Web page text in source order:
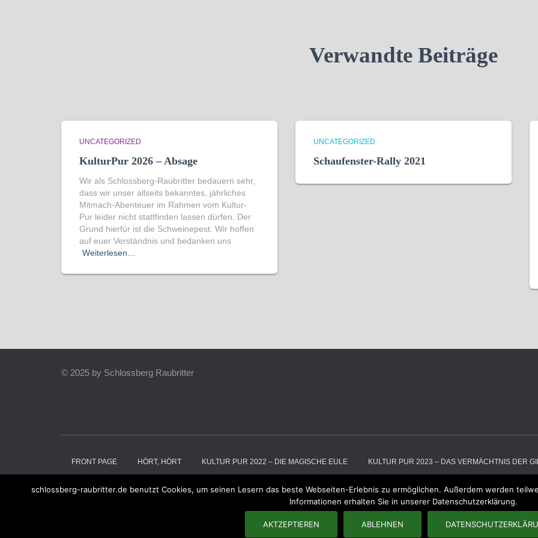
Verwandte Beiträge
UNCATEGORIZED
KulturPur 2026 – Absage
Wir als Schlossberg-Raubritter bedauern sehr,
dass wir unser allseits bekanntes, jährliches
Mitmach-Abenteuer im Rahmen vom Kultur-
Pur leider nicht stattfinden lassen dürfen. Der
Grund hierfür ist die Schweinepest. Wir hoffen
auf euer Verständnis und bedanken uns
Weiterlesen…
UNCATEGORIZED
Schaufenster-Rally 2021
© 2025 by Schlossberg Raubritter
FRONT PAGE HÖRT, HÖRT KULTUR PUR 2022 – DIE MAGISCHE EULE KULTUR PUR 2023 – DAS VERMÄCHTNIS DER
KULTUR PUR 2025 – DER MAGIER VOM ALTENBERG RÄUBER RÄUBER – GALLERIE WIR ÜBER UNS
IMPRESSUM
schlossberg-raubritter.de benutzt Cookies, um seinen Lesern das beste Webseiten-Erlebnis zu ermöglichen. Außerdem werden
Informationen erhalten Sie in unserer Datenschutzerklärung.
AKTZEPTIEREN ABLEHNEN